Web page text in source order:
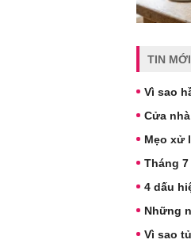
TIN
Vì sao
Cửa
Mẹo xử
Tháng
4 dấu
Những
Vì sao